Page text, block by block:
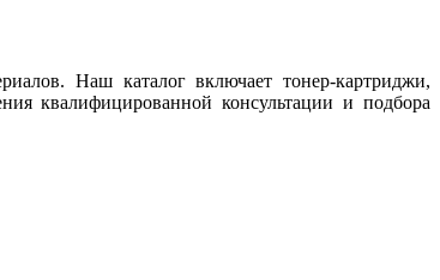
Наш каталог включает тонер-картриджи,
квалифицированной консультации и подбора